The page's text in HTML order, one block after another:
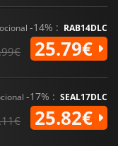
-14% : RAB14DLC
25.79€
-17% : SEAL17DLC
25.82€